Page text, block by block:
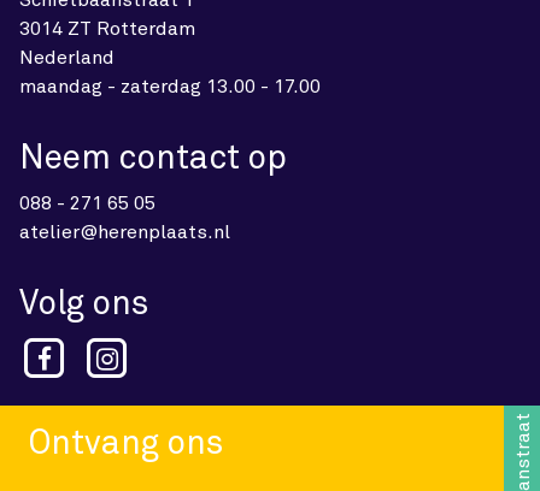
3014 ZT Rotterdam
Nederland
maandag - zaterdag 13.00 - 17.00
Neem contact op
088 - 271 65 05
atelier@herenplaats.nl
Volg ons
Ontvang ons